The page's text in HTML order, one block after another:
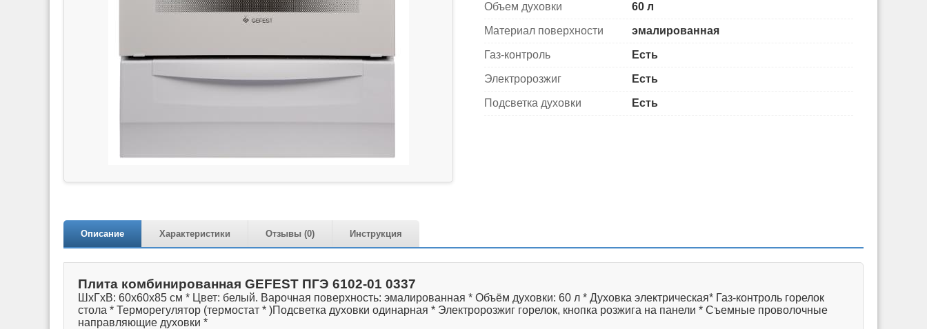
Объем духовки 60 л
Материал поверхности эмалированная
Газ-контроль Есть
Электророзжиг Есть
Подсветка духовки Есть
Описание Характеристики Отзывы (0) Инструкция
Плита комбинированная GEFEST ПГЭ 6102-01 0337
ШхГхВ: 60х60х85 см * Цвет: белый. Варочная поверхность: эмалированная * Объём духовки: 60 л * Духовка электрическая* Газ-контроль горелок
стола * Терморегулятор (термостат * )Подсветка духовки одинарная * Электророзжиг горелок, кнопка розжига на панели * Съемные проволочные
направляющие духовки *